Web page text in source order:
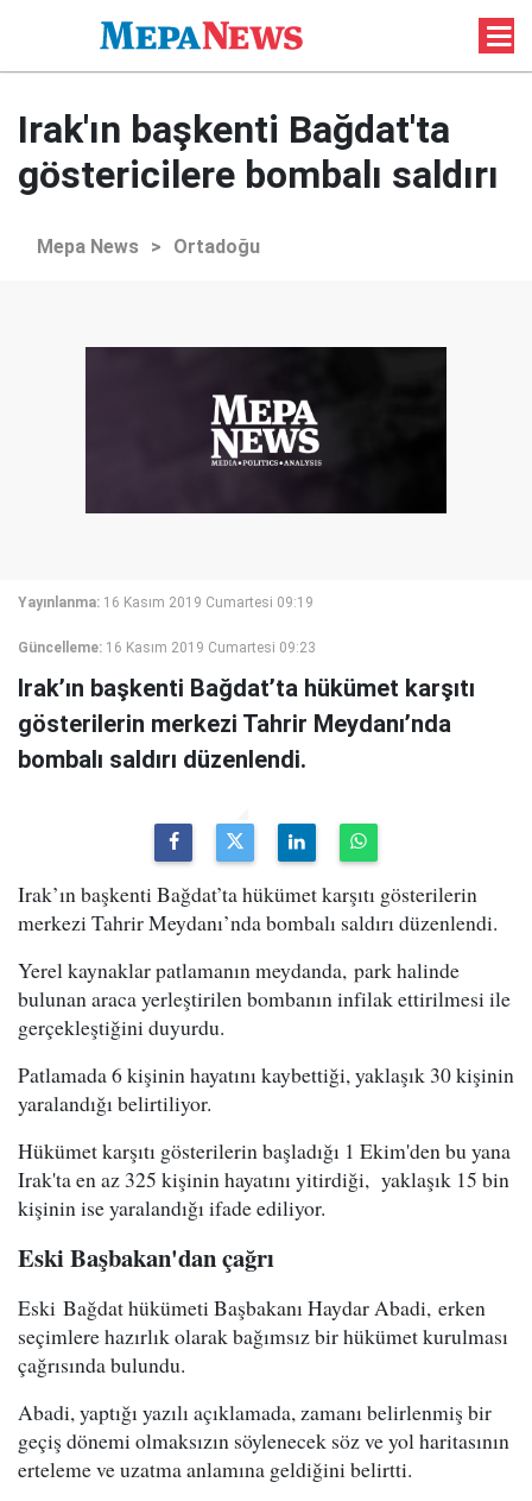
Irak'ın başkenti Bağdat'ta
göstericilere bombalı saldırı
Mepa News > Ortadoğu
Yayınlanma: 16 Kasım 2019 Cumartesi 09:19
Güncelleme: 16 Kasım 2019 Cumartesi 09:23
Irak’ın başkenti Bağdat’ta hükümet karşıtı
gösterilerin merkezi Tahrir Meydanı’nda
bombalı saldırı düzenlendi.
Irak’ın başkenti Bağdat’ta hükümet karşıtı gösterilerin
merkezi Tahrir Meydanı’nda bombalı saldırı düzenlendi.
Yerel kaynaklar patlamanın meydanda, park halinde
bulunan araca yerleştirilen bombanın infilak ettirilmesi ile
gerçekleştiğini duyurdu.
Patlamada 6 kişinin hayatını kaybettiği, yaklaşık 30 kişinin
yaralandığı belirtiliyor.
Hükümet karşıtı gösterilerin başladığı 1 Ekim'den bu yana
Irak'ta en az 325 kişinin hayatını yitirdiği, yaklaşık 15 bin
kişinin ise yaralandığı ifade ediliyor.
Eski Başbakan'dan çağrı
Eski Bağdat hükümeti Başbakanı Haydar Abadi, erken
seçimlere hazırlık olarak bağımsız bir hükümet kurulması
çağrısında bulundu.
Abadi, yaptığı yazılı açıklamada, zamanı belirlenmiş bir
geçiş dönemi olmaksızın söylenecek söz ve yol haritasının
erteleme ve uzatma anlamına geldiğini belirtti.